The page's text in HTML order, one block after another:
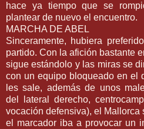
hace ya tiempo que se
plantear de nuevo el encuentro.
MARCHA DE ABEL
Sinceramente, hubiera
partido. Con la afición bastante
sigueestándolo y las miras se
con un equipo bloqueado en el
les sale, además de unos
del lateral derecho,
vocación defensiva), el Mallorca
el marcador iba a provocar un